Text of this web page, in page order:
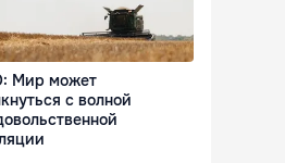
Мир может
с волной